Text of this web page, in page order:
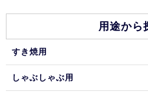
用途から
すき焼用
しゃぶしゃぶ用